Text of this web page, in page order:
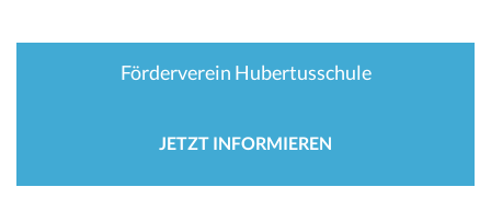
Förderverein Hubertusschule
JETZT INFORMIEREN